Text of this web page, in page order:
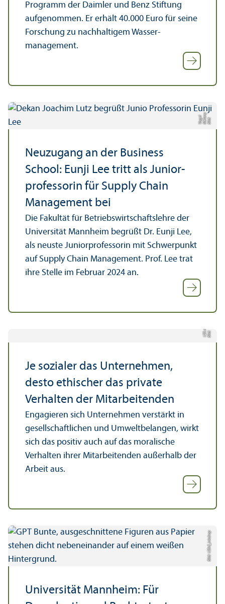
Programm der Daimler und Benz Stiftung
aufgenommen. Er erhält 40.000 Euro für seine
Forschung zu nachhaltigem Wasser­
management.
Bil
d:
M
el
a
nyV
o
g
el
Neuzugang an der Business
School: Eunji Lee tritt als Junior­
professorin für Supply Chain
Management bei
Die Fakultät für Betriebs­wirtschafts­lehre der
Universität Mannheim begrüßt Dr. Eunji Lee,
als neuste Junior­professorin mit Schwerpunkt
auf Supply Chain Management. Prof. Lee trat
ihre Stelle im Februar 2024 an.
Bil
d:
1
2
3.
rf
/
r
a
w
pi
x
el
Je sozialer das Unter­nehmen,
desto ethischer das private
Verhalten der Mitarbeitenden
Engagieren sich Unter­nehmen verstärkt in
gesellschaft­lichen und Umweltbelangen, wirkt
sich das positiv auch auf das moralische
Verhalten ihrer Mitarbeitenden außerhalb der
Arbeit aus.
Bild: 123rf_inkdrop
Universität Mannheim: Für